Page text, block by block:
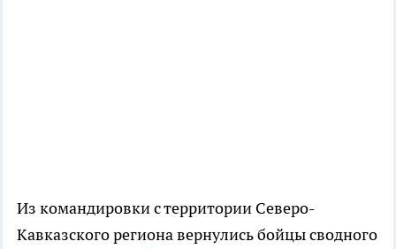
Из командировки с территории Северо-
Кавказского региона вернулись бойцы сводного